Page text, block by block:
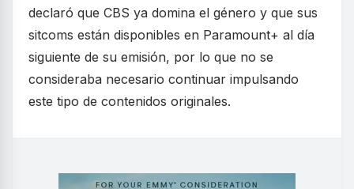
declaró que CBS ya domina el género y que sus
sitcoms están disponibles en Paramount+ al día
siguiente de su emisión, por lo que no se
consideraba necesario continuar impulsando
este tipo de contenidos originales.